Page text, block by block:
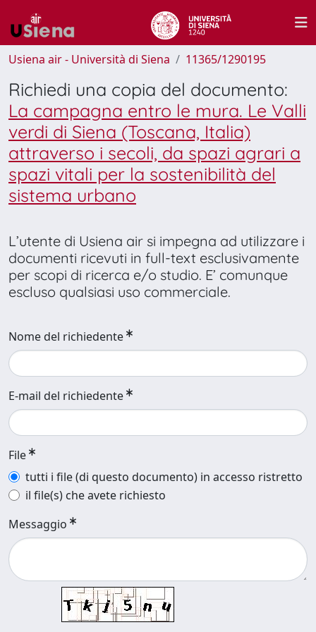
Usiena air - Università di Siena 11365/1290195
Richiedi una copia del documento:
La campagna entro le mura. Le Valli
verdi di Siena (Toscana, Italia)
attraverso i secoli, da spazi agrari a
spazi vitali per la sostenibilità del
sistema urbano
L’utente di Usiena air si impegna ad utilizzare i
documenti ricevuti in full-text esclusivamente
per scopi di ricerca e/o studio. E’ comunque
escluso qualsiasi uso commerciale.
Nome del richiedente
E-mail del richiedente
File
tutti i file (di questo documento) in accesso ristretto
il file(s) che avete richiesto
Messaggio